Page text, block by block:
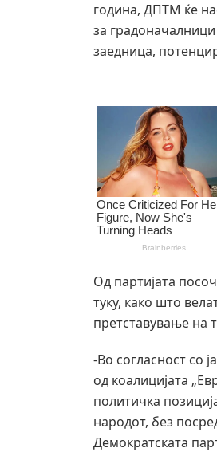
година, ДПТМ ќе
за
заедница,
Од партијата
туку, како што
претставување на
-Во согласност со
од коалицијата
политичка
народот, без
Демократската